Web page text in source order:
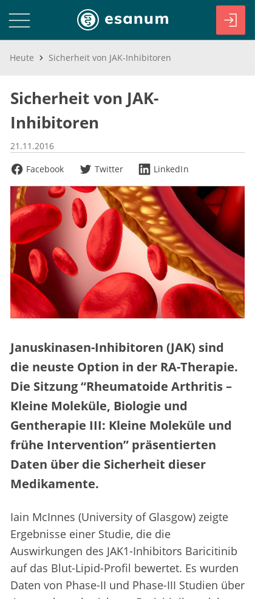
Heute Sicherheit von JAK-Inhibitoren
Sicherheit von JAK-
Inhibitoren
21.11.2016
Facebook
Twitter LinkedIn
Januskinasen-Inhibitoren (JAK) sind
die neuste Option in der RA-Therapie.
Die Sitzung “Rheumatoide Arthritis –
Kleine Moleküle, Biologie und
Gentherapie III: Kleine Moleküle und
frühe Intervention” präsentierten
Daten über die Sicherheit dieser
Medikamente.
Iain McInnes (University of Glasgow) zeigte
Ergebnisse einer Studie, die die
Auswirkungen des JAK1-Inhibitors Baricitinib
auf das Blut-Lipid-Profil bewertet. Es wurden
Daten von Phase-II und Phase-III Studien über